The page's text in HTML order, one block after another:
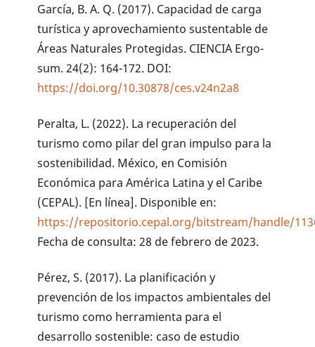
García, B. A. Q. (2017). Capacidad de carga
turística y aprovechamiento sustentable de
Áreas Naturales Protegidas. CIENCIA Ergo-
sum. 24(2): 164-172. DOI:
https://doi.org/10.30878/ces.v24n2a8
Peralta, L. (2022). La recuperación del
turismo como pilar del gran impulso para la
sostenibilidad. México, en Comisión
Económica para América Latina y el Caribe
(CEPAL). [En línea]. Disponible en:
https://repositorio.cepal.org/bitstream/handle/
Fecha de consulta: 28 de febrero de 2023.
Pérez, S. (2017). La planificación y
prevención de los impactos ambientales del
turismo como herramienta para el
desarrollo sostenible: caso de estudio